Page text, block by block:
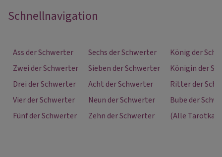
Schnellnavigation
Ass der Schwerter Sechs der Schwerter
König der
Zwei der Schwerter
Sieben der Schwerter
Königin der
Drei der Schwerter
Acht der Schwerter
Ritter der
Vier der Schwerter
Neun der Schwerter
Bube der
Fünf der Schwerter
Zehn der Schwerter (Alle